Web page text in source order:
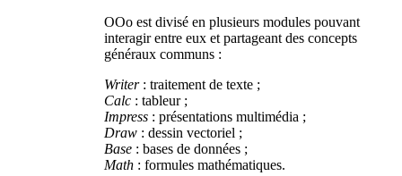
OOo est divisé en plusieurs modules pouvant
interagir entre eux et partageant des concepts
généraux communs :
Writer: traitement de texte ;
Calc : tableur ;
Impress : présentations multimédia ;
Draw : dessin vectoriel ;
Base : bases de données ;
Math : formules mathématiques.